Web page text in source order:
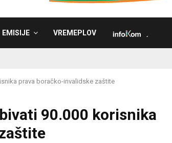
EMISIJE VREMEPLOV
prava boračko-invalidske zaštite
90.000 korisnika